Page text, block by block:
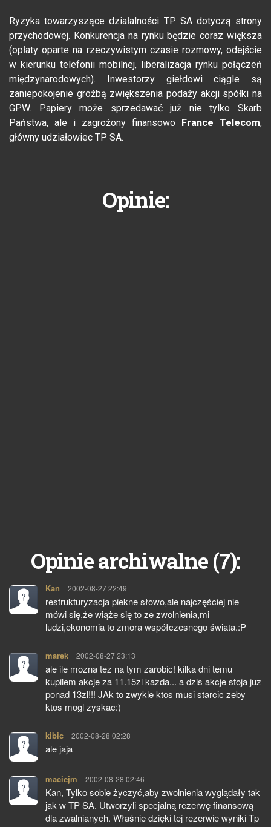
Ryzyka towarzyszące działalności TP SA dotyczą strony
przychodowej. Konkurencja na rynku będzie coraz większa
(opłaty oparte na rzeczywistym czasie rozmowy, odejście
w kierunku telefonii mobilnej, liberalizacja rynku połączeń
międzynarodowych). Inwestorzy giełdowi ciągle są
zaniepokojenie groźbą zwiększenia podaży akcji spółki na
GPW. Papiery może sprzedawać już nie tylko Skarb
Państwa, ale i zagrożony finansowo
France Telecom,
główny udziałowiec TP SA.
Opinie:
Opinie archiwalne (7):
Kan pisze:
2002-08-27 22:49
restrukturyzacja piekne słowo,ale najczęściej nie
mówi się,że wiąże się to ze zwolnienia,mi
ludzi,ekonomia to zmora współczesnego świata.:P
marek pisze:
2002-08-27 23:13
ale ile mozna tez na tym zarobic! kilka dni temu
kupilem akcje za 11.15zl kazda... a dzis akcje stoja juz
ponad 13zl!!! JAk to zwykle ktos musi starcic zeby
ktos mogl zyskac:)
kibic pisze:
2002-08-28 02:28
ale jaja
maciejm pisze:
2002-08-28 02:46
Kan, Tylko sobie życzyć,aby zwolnienia wyglądały tak
jak w TP SA. Utworzyli specjalną rezerwę finansową
dla zwalnianych. Właśnie dzięki tej rezerwie wyniki Tp